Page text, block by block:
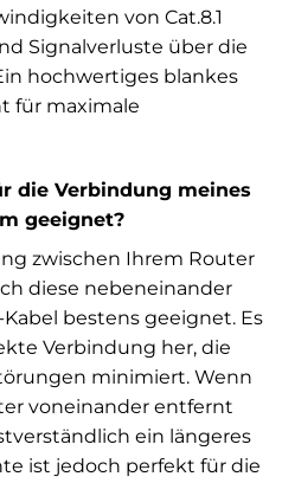
von Cat.8.1
Signalverluste über die
hochwertiges blankes
für maximale
die Verbindung meines
geeignet?
zwischen Ihrem Router
diese nebeneinander
bestens geeignet. Es
Verbindung her, die
minimiert. Wenn
voneinander entfernt
ein längeres
ist jedoch perfekt für die